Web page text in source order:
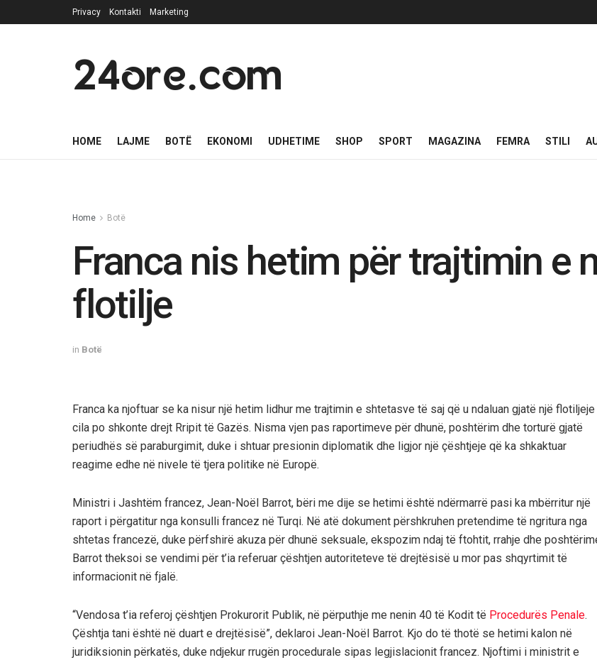
Privacy Kontakti Marketing
24ore.com
HOME LAJME BOTË EKONOMI UDHETIME SHOP SPORT MAGAZINA FEMRA STILI
Home Botë
Franca nis hetim për trajtimin e
flotilje
in Botë
Franca ka njoftuar se ka nisur një hetim lidhur me trajtimin e shtetasve të saj që u ndaluan gjatë një flotiljeje
cila po shkonte drejt Rripit të Gazës. Nisma vjen pas raportimeve për dhunë, poshtërim dhe torturë gjatë
periudhës së paraburgimit, duke i shtuar presionin diplomatik dhe ligjor një çështjeje që ka shkaktuar
reagime edhe në nivele të tjera politike në Europë.
Ministri i Jashtëm francez, Jean-Noël Barrot, bëri me dije se hetimi është ndërmarrë pasi ka mbërritur një
raport i përgatitur nga konsulli francez në Turqi. Në atë dokument përshkruhen pretendime të ngritura nga
shtetas francezë, duke përfshirë akuza për dhunë seksuale, ekspozim ndaj të ftohtit, rrahje dhe
Barrot theksoi se vendimi për t’ia referuar çështjen autoriteteve të drejtësisë u mor pas shqyrtimit të
informacionit në fjalë.
“Vendosa t’ia referoj çështjen Prokurorit Publik, në përputhje me nenin 40 të Kodit të Procedurës Penale.
Çështja tani është në duart e drejtësisë”, deklaroi Jean-Noël Barrot. Kjo do të thotë se hetimi kalon në
juridiksionin përkatës, duke ndjekur rrugën procedurale sipas legjislacionit francez. Njoftimi i ministrit e